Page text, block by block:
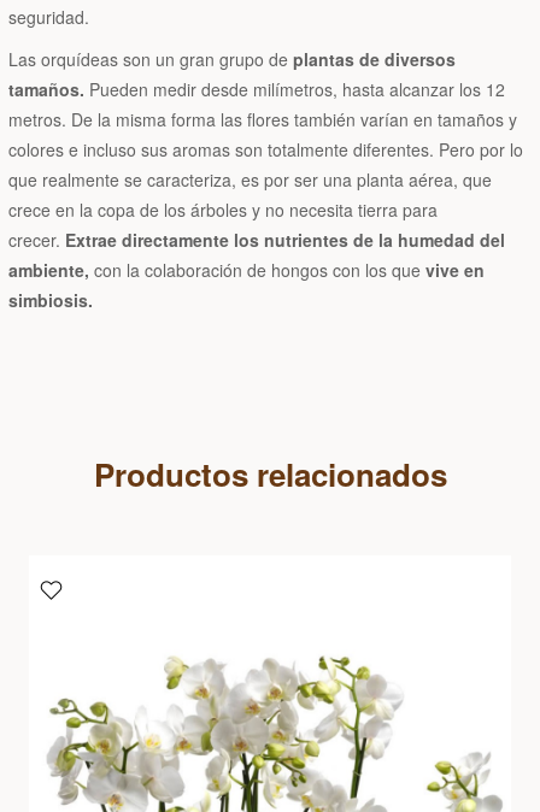
seguridad.
Las orquídeas son un gran grupo de plantas de diversos
tamaños. Pueden medir desde milímetros, hasta alcanzar los 12
metros. De la misma forma las flores también varían en tamaños y
colores e incluso sus aromas son totalmente diferentes. Pero por lo
que realmente se caracteriza, es por ser una planta aérea, que
crece en la copa de los árboles y no necesita tierra para
crecer. Extrae directamente los nutrientes de la humedad del
ambiente, con la colaboración de hongos con los que vive en
simbiosis.
Productos relacionados